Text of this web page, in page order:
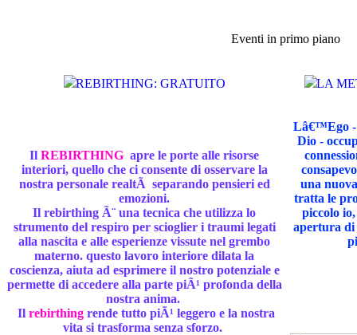
Eventi in primo piano
REBIRTHING: GRATUITO
IlREBIRTHING apre le porte alle risorse
interiori, quello che ci consente di osservare la
nostra personale realtÃ separando pensieri ed
emozioni.
Il rebirthing Ã¨ una tecnica che utilizza lo
strumento del respiro per scioglier i traumi legati
alla nascita e alle esperienze vissute nel grembo
materno. questo lavoro interiore dilata la
coscienza, aiuta ad esprimere il nostro potenziale e
permette di accedere alla parte piÃ¹ profonda della
nostra anima.
Il rebirthing rende tutto piÃ¹ leggero e la nostra
vita si trasforma senza sforzo.
LA
Lâ€™Ego -
Dio -
una
tratta le
piccolo
apertura di